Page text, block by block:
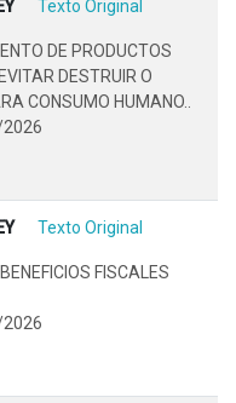
Texto Original
DE PRODUCTOS
DESTRUIR O
CONSUMO HUMANO..
Texto Original
FISCALES